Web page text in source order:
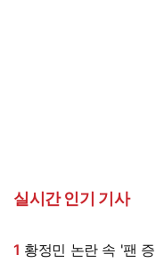
실시간 인기 기사
1